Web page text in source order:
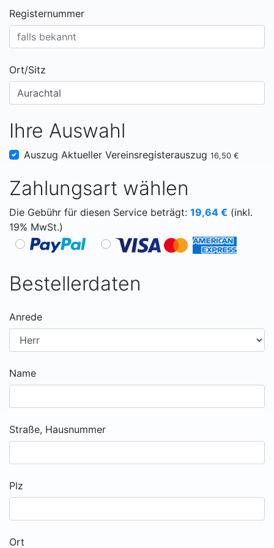
Registernummer
Ort/Sitz
Ihre Auswahl
Auszug Aktueller Vereinsregisterauszug 16,50 €
Zahlungsart wählen
Die Gebühr für diesen Service beträgt: 19,64 € (inkl.
19% MwSt.)
Bestellerdaten
Anrede
Name
Straße, Hausnummer
Plz
Ort